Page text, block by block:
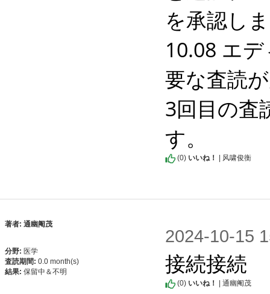
を承認し
10.08 エ
要な査読
3回目の査
す。
(0) いいね！ | 风啸俊衡
著者: 通幽阉茂
分野: 医学
査読期間: 0.0 month(s)
結果: 保留中＆不明
2024-10-15
接続接続
(0) いいね！ | 通幽阉茂